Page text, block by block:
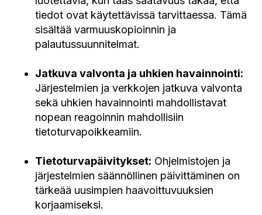
tiedot ovat käytettävissä tarvittaessa. Tämä
sisältää varmuuskopioinnin ja
palautussuunnitelmat.
Jatkuva valvonta ja uhkien havainnointi:
Järjestelmien ja verkkojen jatkuva valvonta
sekä uhkien havainnointi mahdollistavat
nopean reagoinnin mahdollisiin
tietoturvapoikkeamiin.
Tietoturvapäivitykset: Ohjelmistojen ja
järjestelmien säännöllinen päivittäminen on
tärkeää uusimpien haavoittuvuuksien
korjaamiseksi.